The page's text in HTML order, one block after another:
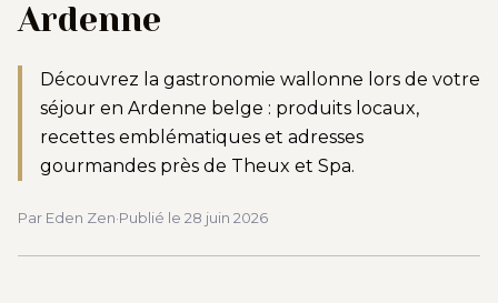
Ardenne
Découvrez la gastronomie wallonne lors de votre
séjour en Ardenne belge : produits locaux,
recettes emblématiques et adresses
gourmandes près de Theux et Spa.
Par Eden Zen·Publié le 28 juin 2026